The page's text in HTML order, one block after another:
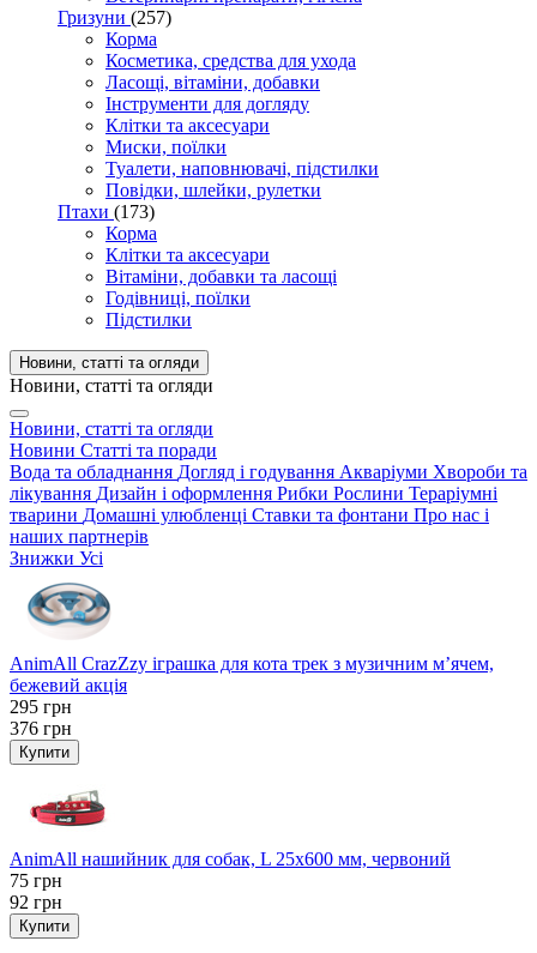
Гризуни (257)
Корма
Косметика, средства для ухода
Ласощі, вітаміни, добавки
Інструменти для догляду
Клітки та аксесуари
Миски, поїлки
Туалети, наповнювачі, підстилки
Повідки, шлейки, рулетки
Птахи (173)
Корма
Клітки та аксесуари
Вітаміни, добавки та ласощі
Годівниці, поїлки
Підстилки
Новини, статті та огляди
Новини, статті та огляди
Новини, статті та огляди
Новини Статті та поради
Вода та обладнання Догляд і годування Акваріуми Хвороби та
лікування Дизайн і оформлення Рибки Рослини Тераріумні
тварини Домашні улюбленці Ставки та фонтани Про нас і
наших партнерів
Знижки Усі
AnimAll CrazZzy іграшка для кота трек з музичним м’ячем,
бежевий акція
295 грн
376 грн
Купити
AnimAll нашийник для собак, L 25x600 мм, червоний
75 грн
92 грн
Купити